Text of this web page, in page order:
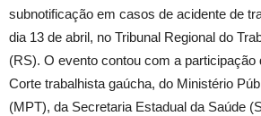
subnotificação em casos de acidente de
dia 13 de abril, no Tribunal Regional do
(RS). O evento contou com a participação
Corte trabalhista gaúcha, do Ministério
(MPT), da Secretaria Estadual da Saúde